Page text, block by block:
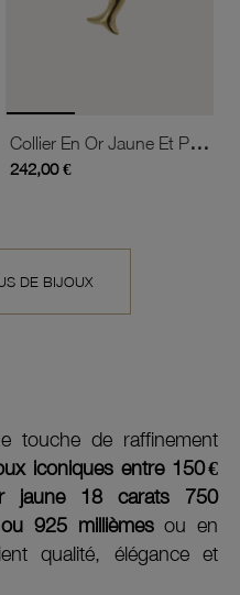
Collier En Or Jaune Et Pendentif
242,00 €
DE BIJOUX
touche de raffinement
iconiques entre 150 €
jaune 18 carats 750
925 millièmesou en
qualité, élégance et